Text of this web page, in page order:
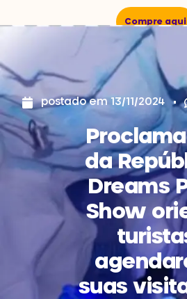
Compre aqui
postado em 13/11/2024
da
Dreams
Show
suas